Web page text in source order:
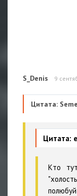
S_Denis 9
Цитата:
Цитата:
Кто